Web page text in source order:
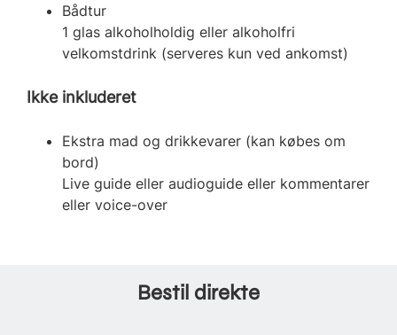
Bådtur
1 glas alkoholholdig eller alkoholfri
velkomstdrink (serveres kun ved ankomst)
Ikke inkluderet
Ekstra mad og drikkevarer (kan købes om
bord)
Live guide eller audioguide eller kommentarer
eller voice-over
Bestil direkte